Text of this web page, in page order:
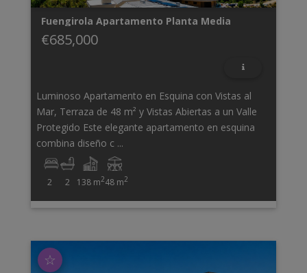
Fuengirola Apartamento Planta Media
€685,000
Luminoso Apartamento en Esquina con Vistas al
Mar, Terraza de 48 m² y Vistas Abiertas a un Valle
Protegido Este elegante apartamento en esquina
combina diseño c ...
2 2 138 m248 m2
☆